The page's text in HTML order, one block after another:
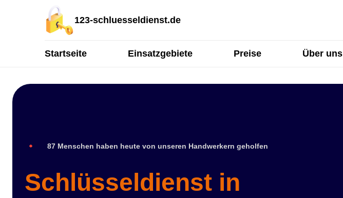
123-schluesseldienst.de
Startseite Einsatzgebiete Preise Über uns
87 Menschen haben heute von unseren Handwerkern geholfen
Schlüsseldienst in